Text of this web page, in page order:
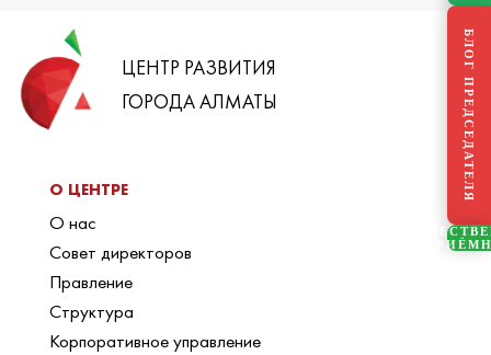
ЦЕНТР РАЗВИТИЯ
ГОРОДА АЛМАТЫ
О ЦЕНТРЕ
О нас
Совет директоров
Правление
Структура
Корпоративное управление
БЛОГ ПРЕДСЕДАТЕЛЯ